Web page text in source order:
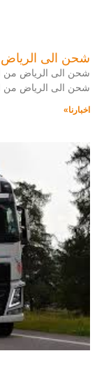
شحن الى الرياض
شحن الى الرياض من
شحن الى الرياض من
اخبارنا»